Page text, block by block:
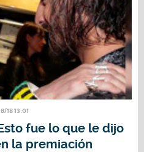
18 13:01
fue lo que le dijo
la premiación